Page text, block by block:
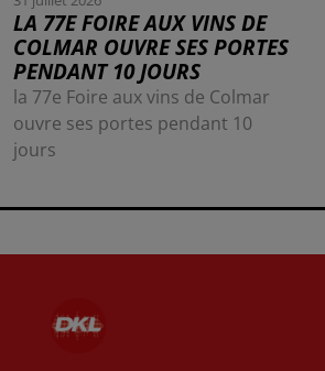
LA 77E FOIRE AUX VINS DE
COLMAR OUVRE SES PORTES
PENDANT 10 JOURS
la 77e Foire aux vins de Colmar
ouvre ses portes pendant 10
jours